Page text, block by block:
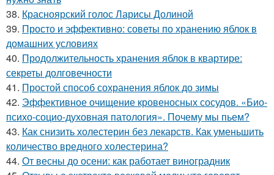
38. Красноярский голос Ларисы Долиной
39. Просто и эффективно: советы по хранению яблок в
домашних условиях
40. Продолжительность хранения яблок в квартире:
секреты долговечности
41. Простой способ сохранения яблок до зимы
42. Эффективное очищение кровеносных сосудов. «Био-
психо-социо-духовная патология». Почему мы пьем?
43. Как снизить холестерин без лекарств. Как уменьшить
количество вредного холестерина?
44. От весны до осени: как работает виноградник